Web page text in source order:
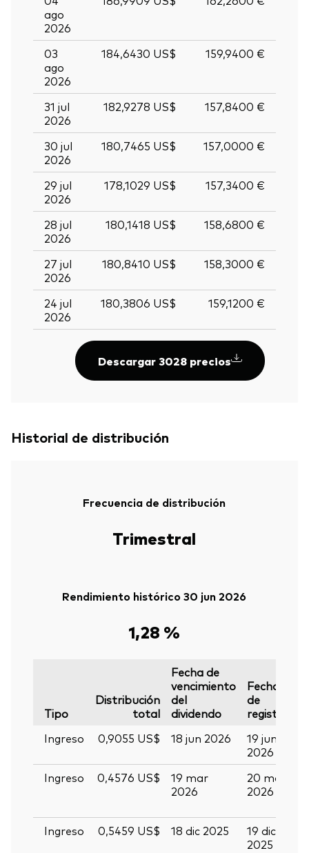
ago
2026
03
ago
2026
184,6430 US$ 159,9400 €
31 jul
2026
182,9278 US$ 157,8400 €
30 jul
2026
180,7465 US$ 157,0000 €
29 jul
2026
178,1029 US$ 157,3400 €
28 jul
2026
180,1418 US$ 158,6800 €
27 jul
2026
180,8410 US$ 158,3000 €
24 jul
2026
180,3806 US$ 159,1200 €
Descargar 3028 precios
Historial de distribución
Frecuencia de distribución
Trimestral
Rendimiento histórico 30 jun 2026
1,28 %
Tipo
Distribución
total
Fecha de
vencimiento
del
dividendo
Fecha
de
registro
Ingreso
0,9055 US$ 18 jun 2026
19 jun
2026
Ingreso
0,4576 US$
19 mar
2026
20 mar
2026
Ingreso
0,5459 US$ 18 dic 2025
19 dic
2025